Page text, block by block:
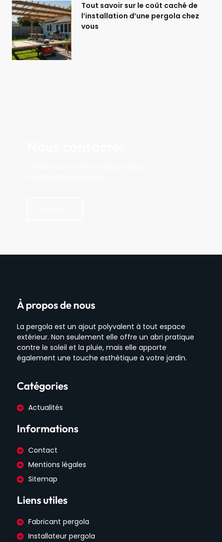
Tout savoir sur le coût caché de
l’installation d’une pergola chez
vous
À propos de nous
La pergola est un ajout polyvalent à tout espace
extérieur. Non seulement elle offre un abri pratique
contre le soleil et la pluie, mais elle apporte
également une touche esthétique à votre jardin.
Catégories
Actualités
Informations
Contact
Mentions légales
Sitemap
Liens utiles
Fabricant pergola
Installateur pergola